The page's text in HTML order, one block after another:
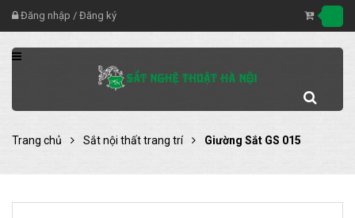
Đăng nhập / Đăng ký
Trang chủ Sắt nội thất trang trí Giường Sắt GS 015